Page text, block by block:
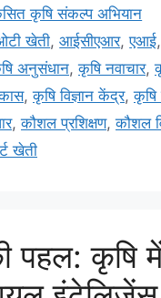
कृषि संकल्प अभियान
खेती,आईसीएआर,एआई
अनुसंधान,कृषि नवाचार,
,कृषि विज्ञान केंद्र,कृषि
,कौशल प्रशिक्षण,कौशल
खेती
पहल: कृषि